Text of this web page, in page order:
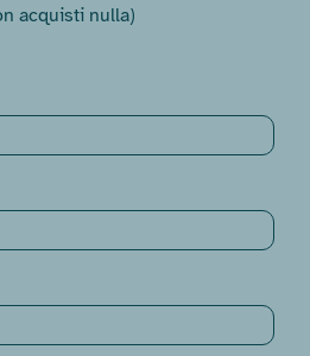
acquisti nulla)